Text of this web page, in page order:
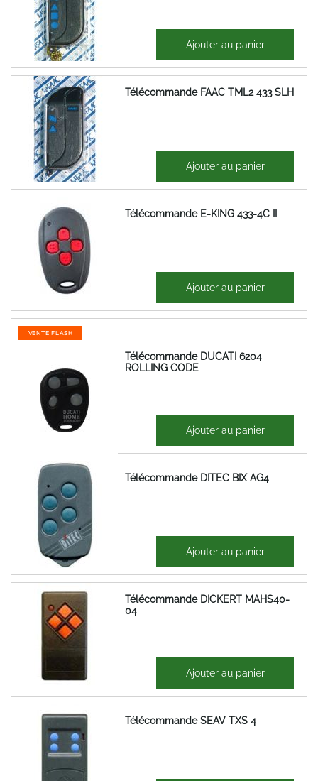
67,44 €
56,20 € Ajouter au panier
Télécommande FAAC TML2 433 SLH
39,00 €
32,50 € Ajouter au panier
Télécommande E-KING 433-4C II
87,54 €
72,95 € Ajouter au panier
VENTE FLASH
Télécommande DUCATI 6204
ROLLING CODE
35,10 € Ajouter au panier
Télécommande DITEC BIX AG4
78,64 €
65,53 € Ajouter au panier
Télécommande DICKERT MAHS40-
04
60,27 €
Ajouter au panier
Télécommande SEAV TXS 4